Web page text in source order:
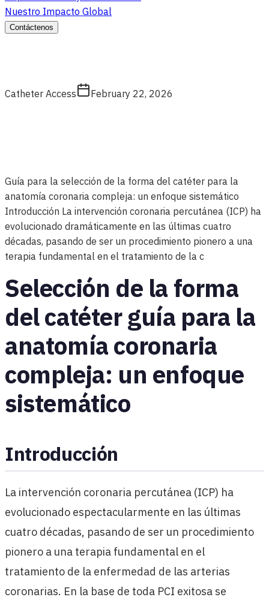
Nuestro Impacto Global
Contáctenos
Catheter Access February 22, 2026
Guía para la selección de la forma del catéter para la
anatomía coronaria compleja: un enfoque sistemático
Introducción La intervención coronaria percutánea (ICP) ha
evolucionado dramáticamente en las últimas cuatro
décadas, pasando de ser un procedimiento pionero a una
terapia fundamental en el tratamiento de la c
Selección de la forma
del catéter guía para la
anatomía coronaria
compleja: un enfoque
sistemático
Introducción
La intervención coronaria percutánea (ICP) ha
evolucionado espectacularmente en las últimas
cuatro décadas, pasando de ser un procedimiento
pionero a una terapia fundamental en el
tratamiento de la enfermedad de las arterias
coronarias. En la base de toda PCI exitosa se